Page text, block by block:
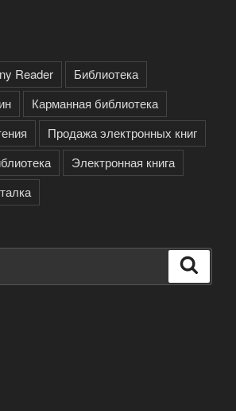
Reader
Библиотека
Карманная библиотека
Продажа электронных книг
Электронная книга